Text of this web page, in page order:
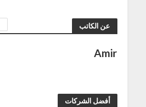
عن الكاتب
Amir
أفضل الشركات